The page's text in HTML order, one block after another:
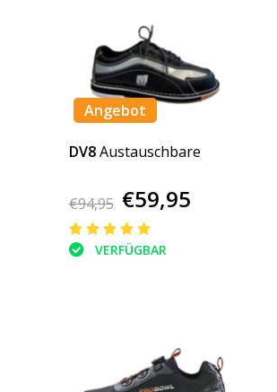
Angebot
DV8 Austauschbare
€94,95 €59,95
VERFÜGBAR